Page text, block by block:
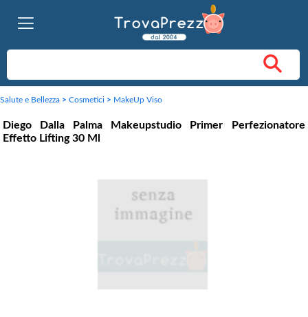
Salute e Bellezza > Cosmetici > MakeUp Viso
Diego Dalla Palma Makeupstudio Primer Perfezionatore
Effetto Lifting 30 Ml